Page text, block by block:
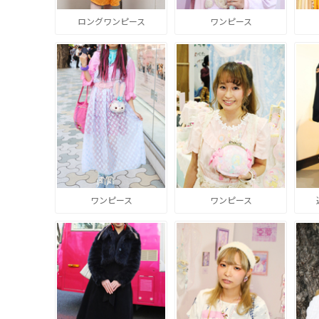
ロングワンピース ワンピース
ワンピース ワンピース